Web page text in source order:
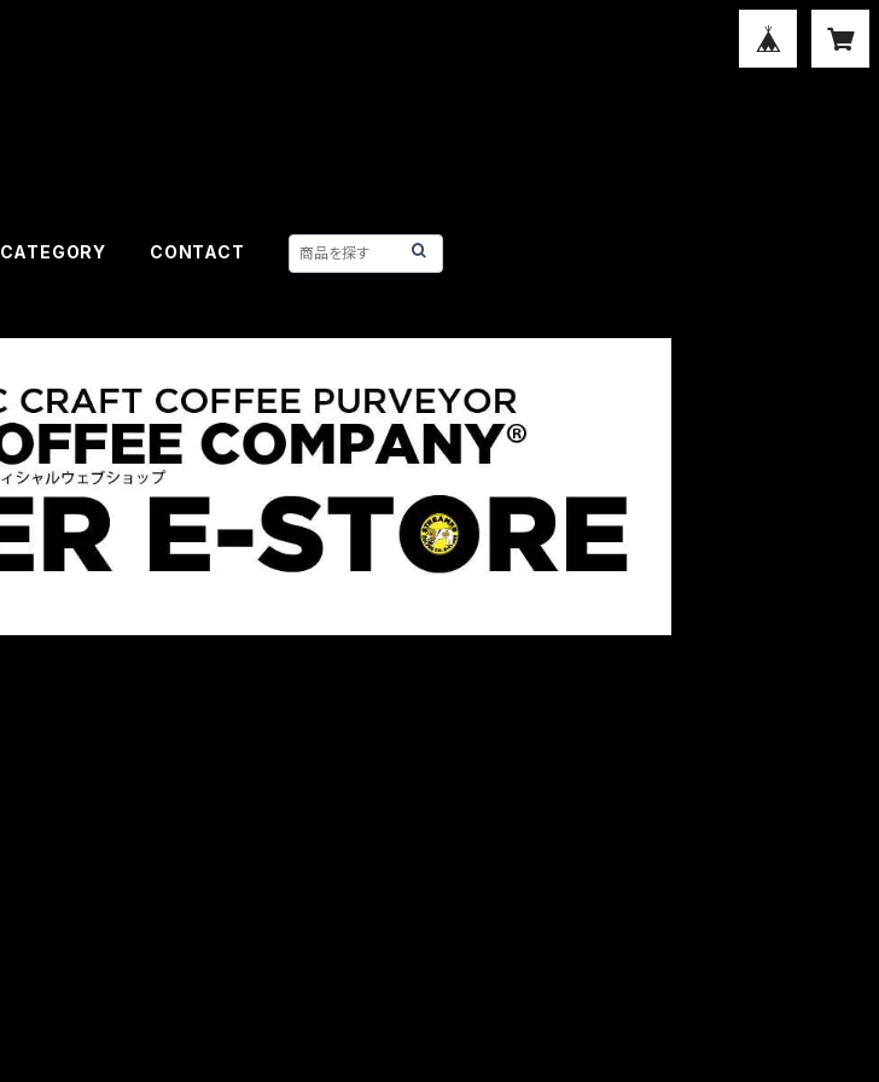
CATEGORY CONTACT